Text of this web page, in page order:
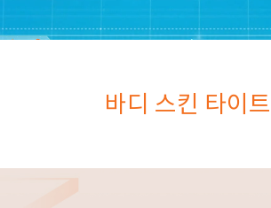
바디 스킨 타이